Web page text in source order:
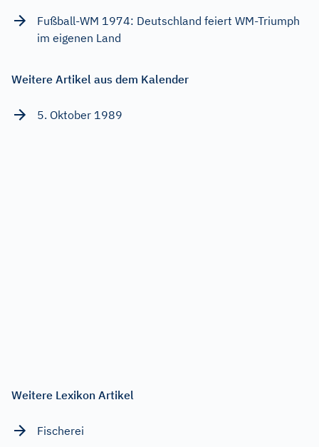
Fußball-WM 1974: Deutschland feiert WM-Triumph
im eigenen Land
Weitere Artikel aus dem Kalender
5. Oktober 1989
Weitere Lexikon Artikel
Fischerei